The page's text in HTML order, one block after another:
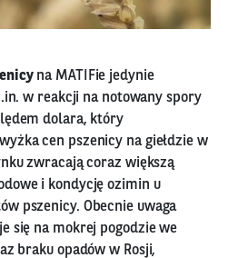
na MATIFie jedynie
w reakcji na notowany spory
dolara, który
cen pszenicy na giełdzie w
zwracają coraz większą
i kondycję ozimin u
pszenicy. Obecnie uwaga
się na mokrej pogodzie we
braku opadów w Rosji,